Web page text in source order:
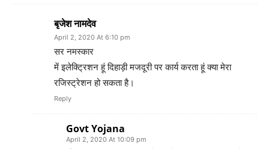
बृजेश नामदेव
April 2, 2020 At 6:10 pm
सर नमस्कार
में इलेक्ट्रिशन हूं दिहाड़ी मजदूरी पर कार्य करता हूं क्या मेरा
रजिस्ट्रेशन हो सकता है।
Reply
Govt Yojana
April 2, 2020 At 10:09 pm